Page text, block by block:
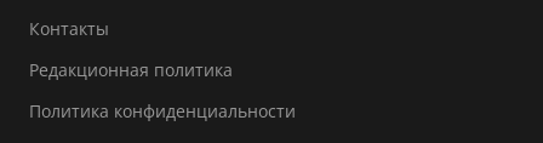
Контакты
Редакционная политика
Политика конфиденциальности